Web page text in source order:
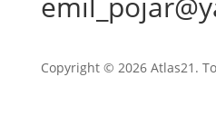
Copyright © 2026 Atlas21.